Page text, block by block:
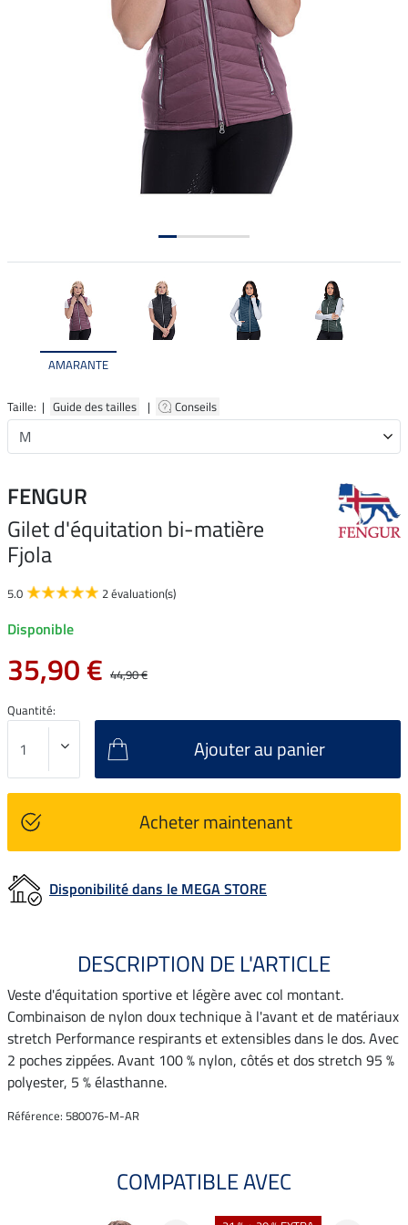
AMARANTE
Taille: | Guide des tailles | Conseils
FENGUR
Gilet d'équitation bi-matière
Fjola
5.0 2 évaluation(s)
Disponible
35,90 € 44,90 €
Quantité:
Ajouter au panier
Acheter maintenant
Disponibilité dans le MEGA STORE
DESCRIPTION DE L'ARTICLE
Veste d'équitation sportive et légère avec col montant.
Combinaison de nylon doux technique à l'avant et de matériaux
stretch Performance respirants et extensibles dans le dos. Avec
2 poches zippées. Avant 100 % nylon, côtés et dos stretch 95 %
polyester, 5 % élasthanne.
Référence: 580076-M-AR
COMPATIBLE AVEC